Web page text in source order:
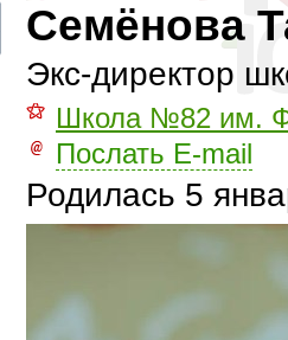
Семёнова
Экс-директор
⚝
Школа №82 им.
Послать E-mail
Родилась 5